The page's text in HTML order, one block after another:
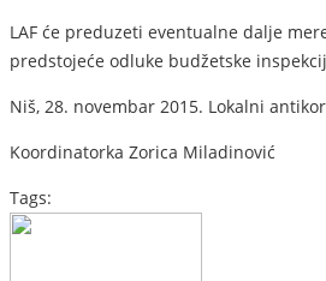
LAF će preduzeti eventualne dalje
predstojeće odluke budžetske
Niš, 28. novembar 2015. Lokalni
Koordinatorka Zorica Miladinović
Tags: